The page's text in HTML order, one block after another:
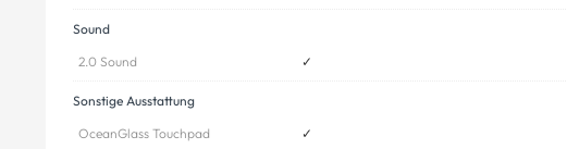
Sound
2.0 Sound
✓
Sonstige Ausstattung
OceanGlass Touchpad
✓